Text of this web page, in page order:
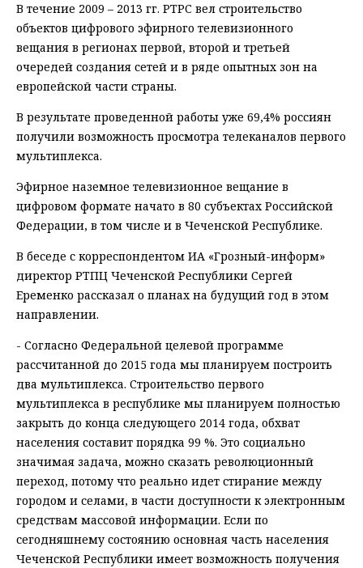
В течение 2009 – 2013 гг. РТРС вел строительство
объектов цифрового эфирного телевизионного
вещания в регионах первой, второй и третьей
очередей создания сетей и в ряде опытных зон на
европейской части страны.
В результате проведенной работы уже 69,4% россиян
получили возможность просмотра телеканалов первого
мультиплекса.
Эфирное наземное телевизионное вещание в
цифровом формате начато в 80 субъектах Российской
Федерации, в том числе и в Чеченской Республике.
В беседе с корреспондентом ИА «Грозный-информ»
директор РТПЦ Чеченской Республики Сергей
Еременко рассказал о планах на будущий год в этом
направлении.
- Согласно Федеральной целевой программе
рассчитанной до 2015 года мы планируем построить
два мультиплекса. Строительство первого
мультиплекса в республике мы планируем полностью
закрыть до конца следующего 2014 года, обхват
населения составит порядка 99 %. Это социально
значимая задача, можно сказать революционный
переход, потому что реально идет стирание между
городом и селами, в части доступности к электронным
средствам массовой информации. Если по
сегодняшнему состоянию основная часть населения
Чеченской Республики имеет возможность получения